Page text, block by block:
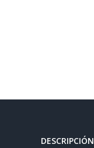
DESCRIPCIÓN